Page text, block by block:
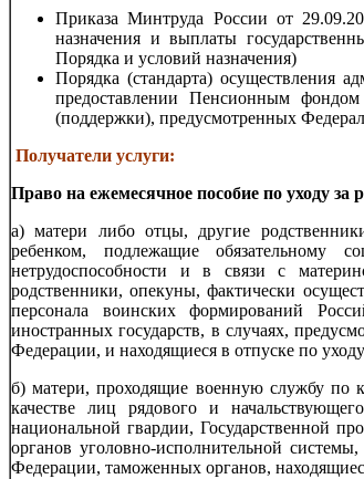
Приказа Минтруда России от
назначения и выплаты
Порядка и условий назначения)
Порядка (стандарта) осуществления
предоставлении Пенсионным
(поддержки), предусмотренных
Получатели услуги:
Право на ежемесячное пособие по уходу за
а) матери либо отцы, другие
ребенком, подлежащие обязательному
нетрудоспособности и в связи с
родственники, опекуны, фактически
персонала воинских формирований
иностранных государств, в случаях,
Федерации, и находящиеся в отпуске по
б) матери, проходящие военную службу по
качестве лиц рядового и
национальной гвардии, Государственной
органов уголовно-исполнительной
Федерации, таможенных органов,